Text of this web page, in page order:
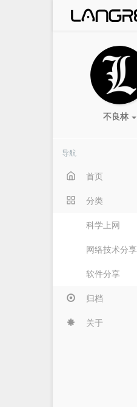
不良林
导航
首页
分类
科学上网
网络技术分享
软件分享
归档
关于